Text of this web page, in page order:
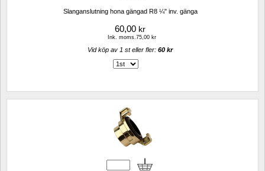
Slanganslutning hona gängad R8 ¼" inv. gänga
60,00 kr
Ink. moms.75,00 kr
Vid köp av 1 st eller fler: 60 kr